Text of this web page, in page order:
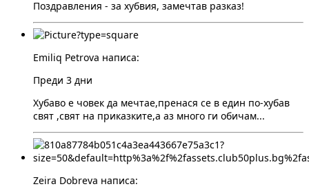
Поздравления - за хубвия, замечтав разказ!
Emiliq Petrova написа:
Преди 3 дни
Хубаво е човек да мечтае,пренася се в един по-хубав
свят ,свят на приказките,а аз много ги обичам...
Zeira Dobreva написа: